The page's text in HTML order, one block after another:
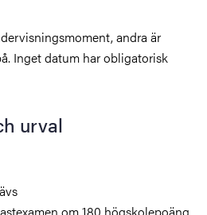
andra är
Inget datum har obligatorisk
urval